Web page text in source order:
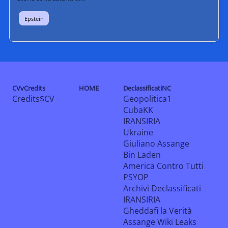
Epstein
CVvCredits
Credits$CV
HOME DeclassificatiNC
Geopolitica1
CubaKK
IRANSIRIA
Ukraine
Giuliano Assange
Bin Laden
America Contro Tutti
PSYOP
Archivi Declassificati
IRANSIRIA
Gheddafi la Verità
Assange Wiki Leaks